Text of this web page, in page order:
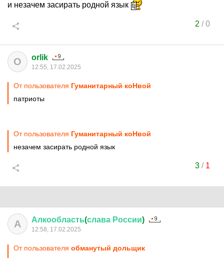
и незачем засирать родной язык
2 /0
O orlik
12:55, 17.02.2025
От пользователя Гуманитарный коНвой
патриоты
От пользователя Гуманитарный коНвой
незачем засирать родной язык
3/ 1
А Алкообласть(слава России)
12:58, 17.02.2025
От пользователя обманутый дольщик